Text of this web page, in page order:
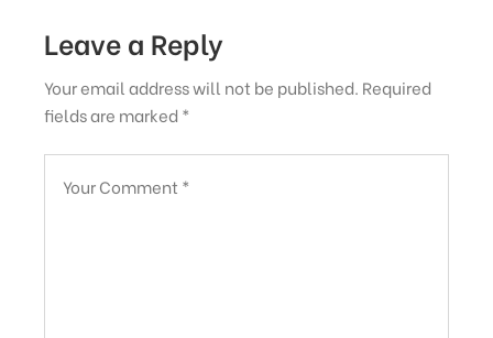
Leave a Reply
Your email address will not be published. Required
fields are marked *